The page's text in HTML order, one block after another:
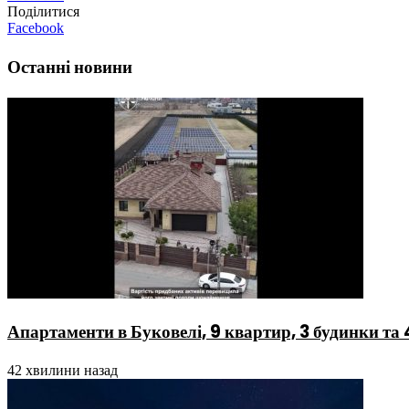
Поділитися
Facebook
Останні новини
Апартаменти в Буковелі, 9 квартир, 3 будинки
42 хвилини назад